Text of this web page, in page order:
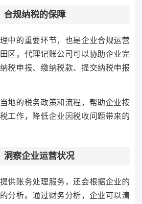
合规纳税的保障
中的重要环节，也是企业合规运营
区，代理记账公司可以协助企业完
税申报、缴纳税款、提交纳税申报
地的税务政策和流程，帮助企业按
工作，降低企业因税收问题带来的
洞察企业运营状况
供账务处理服务，还会根据企业的
分析。通过财务分析，企业可以清